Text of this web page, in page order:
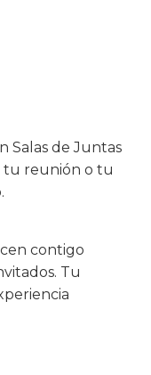
Salas de Juntas
tu reunión o tu
contigo
Tu